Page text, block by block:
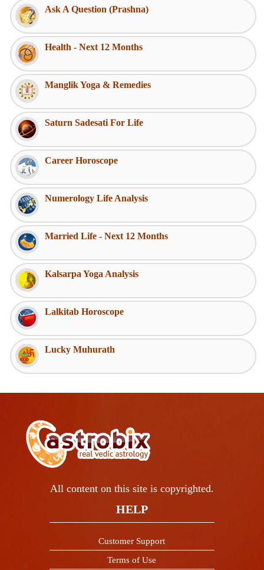
Ask A Question (Prashna)
Health - Next 12 Months
Manglik Yoga & Remedies
Saturn Sadesati For Life
Career Horoscope
Numerology Life Analysis
Married Life - Next 12 Months
Kalsarpa Yoga Analysis
Lalkitab Horoscope
Lucky Muhurath
All content on this site is copyrighted.
HELP
Customer Support
Terms of Use